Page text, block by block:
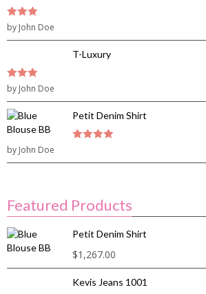
3out of
by John Doe
T-Luxury
3out of
by John Doe
Petit Denim Shirt
by John Doe
Featured Products
Petit Denim Shirt
$1,267.00
Kevis Jeans 1001